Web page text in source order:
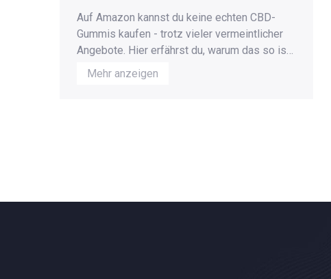
Wahrheit über CBD-
Gummis und Amazon
Auf Amazon kannst du keine echten CBD-
Gummis kaufen - trotz vieler vermeintlicher
Angebote. Hier erfährst du, warum das so ist,
was du stattdessen findest und wie du sicher
echtes CBD kaufst.
Mehr anzeigen